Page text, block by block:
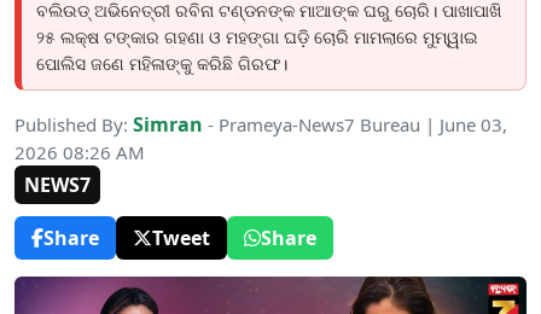
ବଲିଉଡ୍ ଅଭିନେତ୍ରୀ ରବିନା ଟଣ୍ଡନଙ୍କ ମାଆଙ୍କ ଘରୁ ଚୋରି। ପାଖାପାଖି
୨୫ ଲକ୍ଷ ଟଙ୍କାର ଗହଣା ଓ ମହଙ୍ଗା ଘଡ଼ି ଚୋରି ମାମଲାରେ ମୁମ୍ୱାଇ
ପୋଲିସ ଜଣେ ମହିଳାଙ୍କୁ କରିଛି ଗିରଫ।
Published By: Simran - Prameya-News7 Bureau | June 03,
2026 08:26 AM
NEWS7
Share
Tweet Share